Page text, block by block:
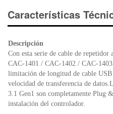
e
b
o
k
er s
A
p
ri
e
dl
y
Características
Descripción
Con esta serie de cable de
CAC-1401 / CAC-1402 / CAC-
limitación de longitud de cable
velocidad de transferencia de
3.1 Gen1 son completamente Plug
instalación del controlador.